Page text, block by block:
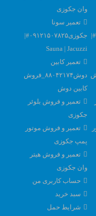
جکوزی۰۹۱۲۱۵۰۷۸۲۵#|
وان جکوزی
تعمیر سونا
جکوزی۰۹۱۲۱۵۰۷۸۲۵#|
Sauna | Jacuzzi
تعمیر کابین
دوش۸۸۰۴۲۱۷۴_فروش
کابین دوش
تعمیر و فروش بلوئر
جکوزی
تعمیر و فروش موتور
پمپ جکوزی
تعمیر و فروش هیتر
وان جکوزی
حساب کاربری من
سبد خرید
شرایط حمل